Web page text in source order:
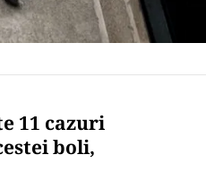
11 cazuri
boli,